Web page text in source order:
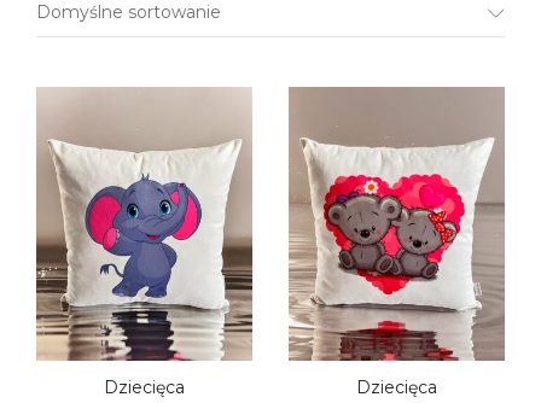
Domyślne sortowanie
Dziecięca
Dziecięca